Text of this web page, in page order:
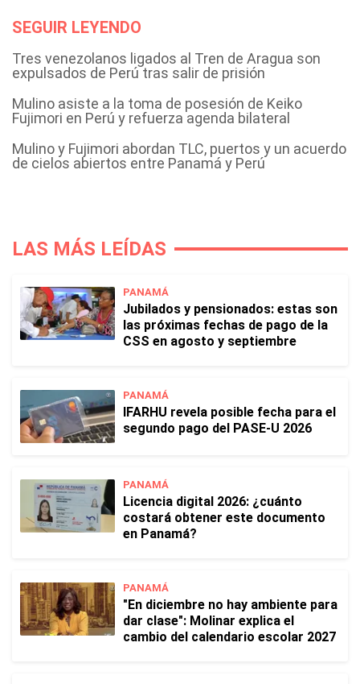
SEGUIR LEYENDO
Tres venezolanos ligados al Tren de Aragua son
expulsados de Perú tras salir de prisión
Mulino asiste a la toma de posesión de Keiko
Fujimori en Perú y refuerza agenda bilateral
Mulino y Fujimori abordan TLC, puertos y un acuerdo
de cielos abiertos entre Panamá y Perú
LAS MÁS LEÍDAS
PANAMÁ
Jubilados y pensionados: estas son
las próximas fechas de pago de la
CSS en agosto y septiembre
PANAMÁ
IFARHU revela posible fecha para el
segundo pago del PASE-U 2026
PANAMÁ
Licencia digital 2026: ¿cuánto
costará obtener este documento
en Panamá?
PANAMÁ
"En diciembre no hay ambiente para
dar clase": Molinar explica el
cambio del calendario escolar 2027